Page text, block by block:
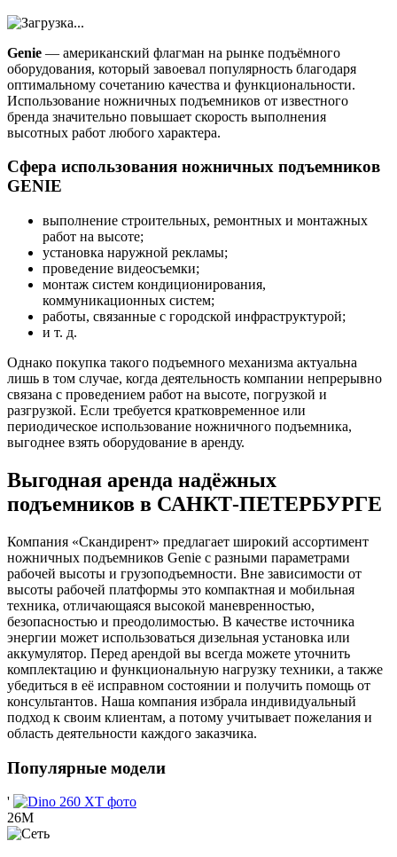
Genie — американский флагман на рынке подъёмного
оборудования, который завоевал популярность благодаря
оптимальному сочетанию качества и функциональности.
Использование ножничных подъемников от известного
бренда значительно повышает скорость выполнения
высотных работ любого характера.
Сфера использования ножничных подъемников
GENIE
выполнение строительных, ремонтных и монтажных
работ на высоте;
установка наружной рекламы;
проведение видеосъемки;
монтаж систем кондиционирования,
коммуникационных систем;
работы, связанные с городской инфраструктурой;
и т. д.
Однако покупка такого подъемного механизма актуальна
лишь в том случае, когда деятельность компании непрерывно
связана с проведением работ на высоте, погрузкой и
разгрузкой. Если требуется кратковременное или
периодическое использование ножничного подъемника,
выгоднее взять оборудование в аренду.
Выгодная аренда надёжных
подъемников в САНКТ-ПЕТЕРБУРГЕ
Компания «‎Скандирент»‎ предлагает широкий ассортимент
ножничных подъемников Genie с разными параметрами
рабочей высоты и грузоподъемности. Вне зависимости от
высоты рабочей платформы это компактная и мобильная
техника, отличающаяся высокой маневренностью,
безопасностью и преодолимостью. В качестве источника
энергии может использоваться дизельная установка или
аккумулятор. Перед арендой вы всегда можете уточнить
комплектацию и функциональную нагрузку техники, а также
убедиться в её исправном состоянии и получить помощь от
консультантов. Наша компания избрала индивидуальный
подход к своим клиентам, а потому учитывает пожелания и
область деятельности каждого заказчика.
Популярные модели
'
26М